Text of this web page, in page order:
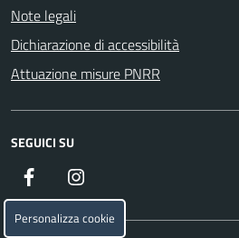
Note legali
Dichiarazione di accessibilità
Attuazione misure PNRR
SEGUICI SU
Facebook
Personalizza cookie